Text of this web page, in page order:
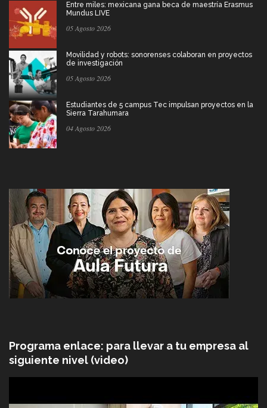
Entre miles: mexicana gana beca de maestría Erasmus
Mundus LIVE
05 Agosto 2026
Movilidad y robots: sonorenses colaboran en proyectos
de investigación
05 Agosto 2026
Estudiantes de 5 campus Tec impulsan proyectos en la
Sierra Tarahumara
04 Agosto 2026
Programa enlace: para llevar a tu empresa al
siguiente nivel (video)